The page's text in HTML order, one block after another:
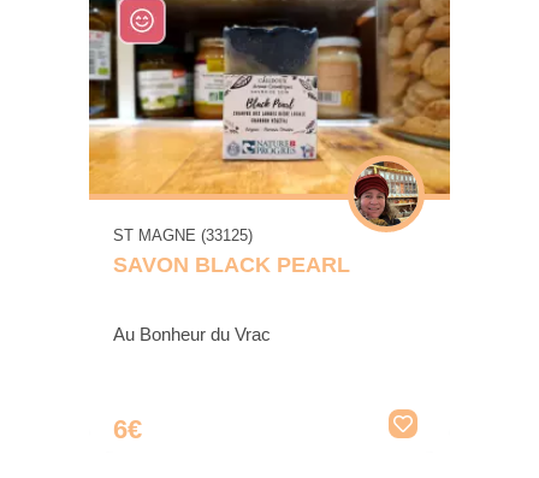
ST MAGNE (33125)
SAVON BLACK PEARL
Au Bonheur du Vrac
6€